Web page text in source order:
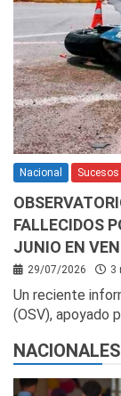
Nacional Sucesos
FALLECIDOS
JUNIO EN
29/07/2026 3
Un reciente
(OSV), apoyado
NACIONALES